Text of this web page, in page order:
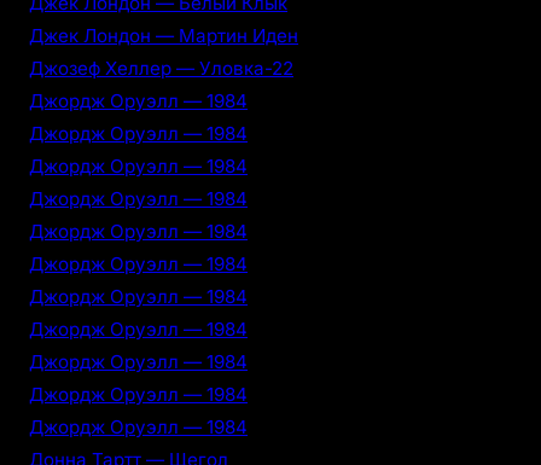
Джек Лондон — Мартин Иден
Джозеф Хеллер — Уловка-22
Джордж Оруэлл — 1984
Джордж Оруэлл — 1984
Джордж Оруэлл — 1984
Джордж Оруэлл — 1984
Джордж Оруэлл — 1984
Джордж Оруэлл — 1984
Джордж Оруэлл — 1984
Джордж Оруэлл — 1984
Джордж Оруэлл — 1984
Джордж Оруэлл — 1984
Джордж Оруэлл — 1984
Донна Тартт — Щегол